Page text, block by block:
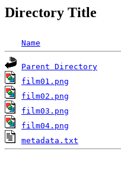
Directory Title
Name
Parent Directory
film01.png
film02.png
film03.png
film04.png
metadata.txt